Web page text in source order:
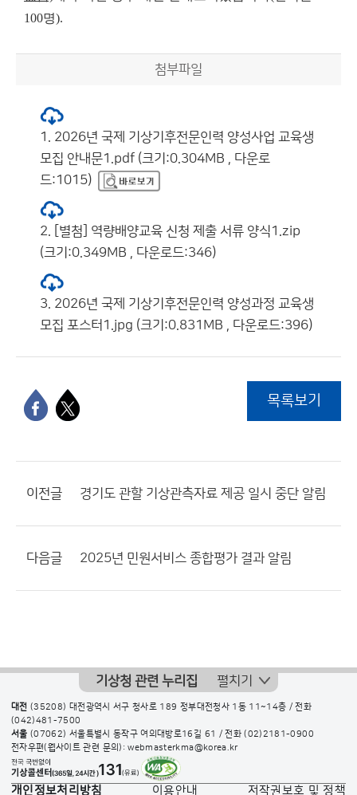
100명).
첨부파일
1. 2026년 국제 기상기후전문인력 양성사업 교육생
모집 안내문1.pdf (크기:0.304MB , 다운로
드:1015)
2. [별첨] 역량배양교육 신청 제출 서류 양식1.zip
(크기:0.349MB , 다운로드:346)
3. 2026년 국제 기상기후전문인력 양성과정 교육생
모집 포스터1.jpg (크기:0.831MB , 다운로드:396)
목록보기
이전글 경기도 관할 기상관측자료 제공 일시 중단 알림
다음글 2025년 민원서비스 종합평가 결과 알림
기상청 관련 누리집 펼치기
대전 (35208) 대전광역시 서구 청사로 189 정부대전청사 1동 11~14층 / 전화
(042)481-7500
서울 (07062) 서울특별시 동작구 여의대방로16길 61 / 전화(02)2181-0900
전자우편(웹사이트 관련 문의): webmasterkma@korea.kr
개인정보처리방침 이용안내 저작권보호 및 정책